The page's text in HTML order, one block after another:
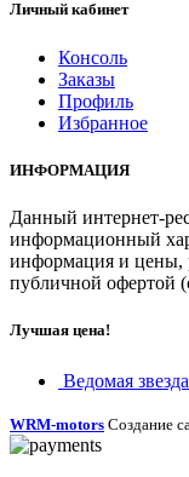
Личный кабинет
Консоль
Заказы
Профиль
Избранное
ИНФОРМАЦИЯ
Данный интернет-
информационный
информация и цены,
публичной офертой
Лучшая цена!
Ведомая
WRM-motors Создание